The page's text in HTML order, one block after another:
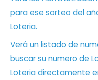
para ese sorteo del
Loteria.
Verá un listado de
buscar su numero de
Loteria directamente